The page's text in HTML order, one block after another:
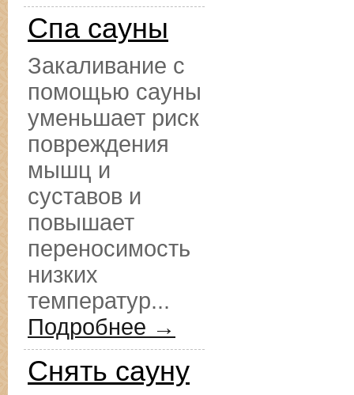
Спа сауны
Закаливание с
помощью сауны
уменьшает риск
повреждения
мышц и
суставов и
повышает
переносимость
низких
температур...
Подробнее →
Снять сауну